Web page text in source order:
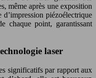
même après une exposition
piézoélectrique
chaque point, garantissant
laser
significatifs par rapport aux